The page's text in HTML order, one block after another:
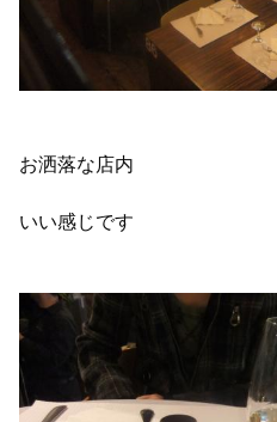
お洒落な店内
いい感じです